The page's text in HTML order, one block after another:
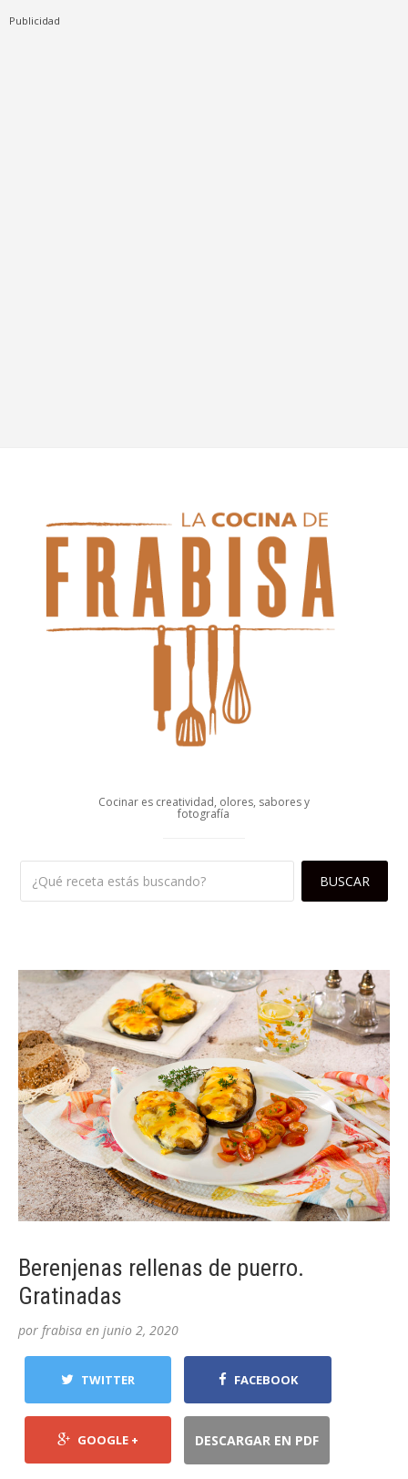
Publicidad
Cocinar es creatividad, olores, sabores y
fotografía
Berenjenas rellenas de puerro.
Gratinadas
por frabisa en junio 2, 2020
TWITTER FACEBOOK
GOOGLE + DESCARGAR EN PDF